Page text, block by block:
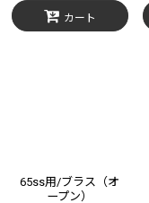
カート
65ss用/ブラス（オ
ープン）